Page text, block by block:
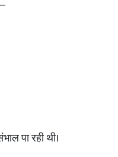
पा रही थी।